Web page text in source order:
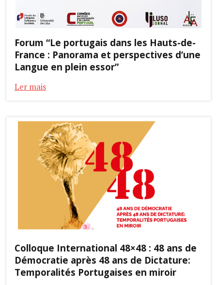
Forum “Le portugais dans les Hauts-de-
France : Panorama et perspectives d’une
Langue en plein essor”
Ler mais
Colloque International 48×48 : 48 ans de
Démocratie après 48 ans de Dictature:
Temporalités Portugaises en miroir